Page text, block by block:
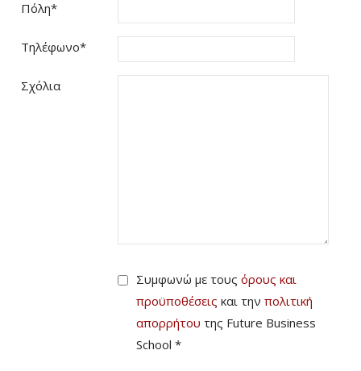
Πόλη*
Τηλέφωνο*
Σχόλια
Συμφωνώ με τους όρους και
προϋποθέσεις και την πολιτική
απορρήτου της Future Business
School *